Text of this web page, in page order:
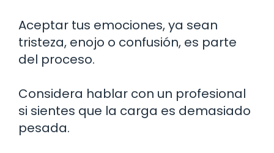
Aceptar tus emociones, ya sean
tristeza, enojo o confusión, es parte
del proceso.
Considera hablar con un profesional
si sientes que la carga es demasiado
pesada.